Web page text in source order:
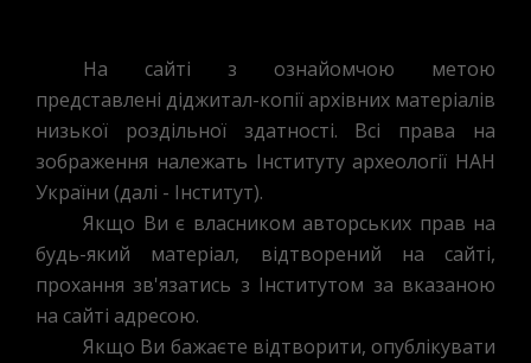
На сайті з ознайомчою метою
представлені діджитал-копії архівних матеріалів
низької роздільної здатності. Всі права на
зображення належать Інституту археології НАН
України (далі - Інститут).
Якщо Ви є власником авторських прав на
будь-який матеріал, відтворений на сайті,
прохання зв'язатись з Інститутом за вказаною
на сайті адресою.
Якщо Ви бажаєте відтворити, опублікувати